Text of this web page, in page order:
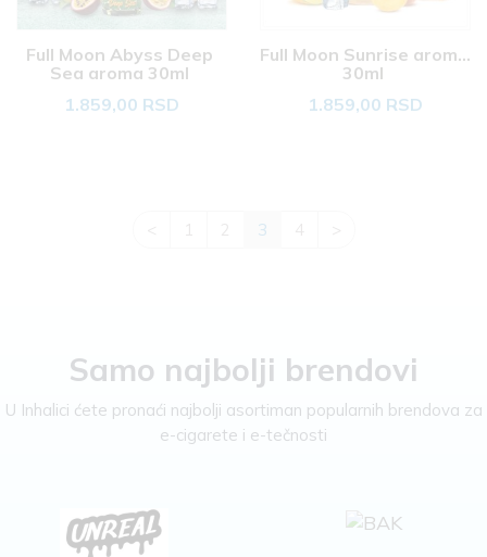
Full Moon Abyss Deep
Sea aroma 30ml
1.859,00 RSD
Full Moon Sunrise aroma
30ml
1.859,00 RSD
3
Samo najbolji brendovi
U Inhalici ćete pronaći najbolji asortiman popularnih brendova za
e-cigarete i e-tečnosti